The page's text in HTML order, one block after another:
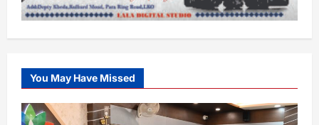
You May Have Missed